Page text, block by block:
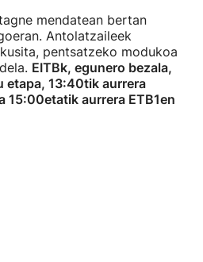
mendatean bertan
Antolatzaileek
pentsatzeko modukoa
EITBk, egunero bezala,
etapa, 13:40tik aurrera
15:00etatik aurrera ETB1en